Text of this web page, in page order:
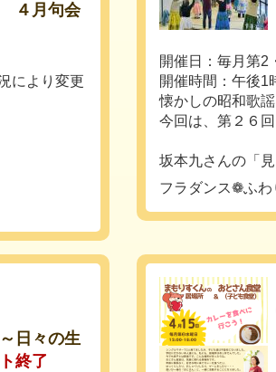
４月句会
により変更
開催日：毎月第2
開催時間：午後1
懐かしの昭和歌
今回は、第２６回
坂本九さんの「見
フラダンス❁ふわ
日々の生
終了